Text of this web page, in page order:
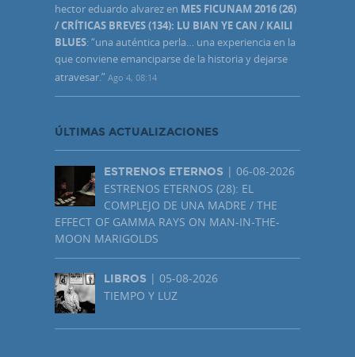
hector eduardo alvarez en MES FICUNAM 2016 (26)
/ CRÍTICAS BREVES (134): LU BIAN YE CAN / KAILI
BLUES: “una auténtica perla… una experiencia en la
que conviene emanciparse de la historia y dejarse
atravesar.” Ago 4, 08:14
ÚLTIMAS ACTUALIZACIONES
ESTRENOS ETERNOS | 06-08-2026
ESTRENOS ETERNOS (28): EL
COMPLEJO DE UNA MADRE / THE
EFFECT OF GAMMA RAYS ON MAN-IN-THE-
MOON MARIGOLDS
LIBROS | 05-08-2026
TIEMPO Y LUZ